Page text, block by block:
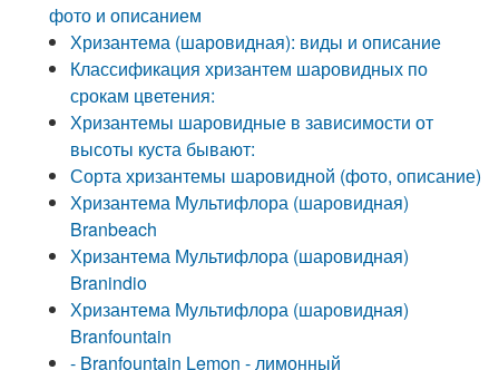
фото и описанием
Хризантема (шаровидная): виды и описание
Классификация хризантем шаровидных по
срокам цветения:
Хризантемы шаровидные в зависимости от
высоты куста бывают:
Сорта хризантемы шаровидной (фото, описание)
Хризантема Мультифлора (шаровидная)
Branbeach
Хризантема Мультифлора (шаровидная)
Branindio
Хризантема Мультифлора (шаровидная)
Branfountain
- Branfountain Lemon - лимонный